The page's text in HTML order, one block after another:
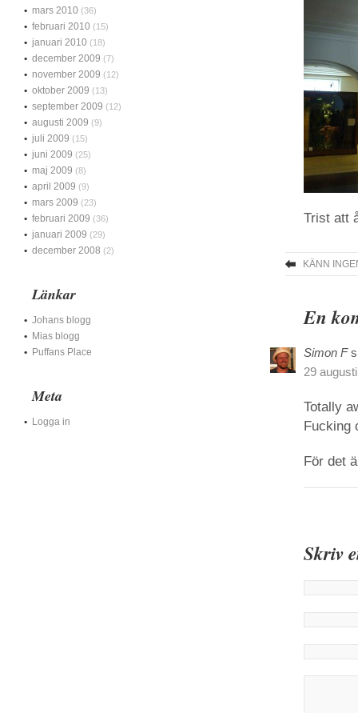
Trist att
KÄNN
En
Simon F
29
Totally
Fucking
För det
Skriv
mars 2010 (36)
februari 2010 (15)
januari 2010 (18)
december 2009 (7)
november 2009 (12)
oktober 2009 (13)
september 2009 (12)
augusti 2009 (9)
juli 2009 (15)
juni 2009 (25)
maj 2009 (8)
april 2009 (9)
mars 2009 (23)
februari 2009 (36)
januari 2009 (29)
december 2008 (2)
Länkar
Johans blogg
Mias blogg
Puffans Place
Meta
Logga in